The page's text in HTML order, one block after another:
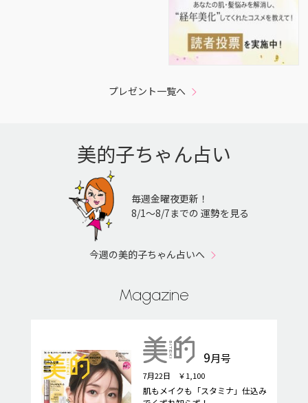
プレゼント一覧へ
美的子ちゃん占い
毎週金曜夜更新！
8/1〜8/7までの 運勢を見る
今週の美的子ちゃん占いへ
Magazine
9月号
7月22日 ￥1,100
肌もメイクも「スタミナ」仕込み